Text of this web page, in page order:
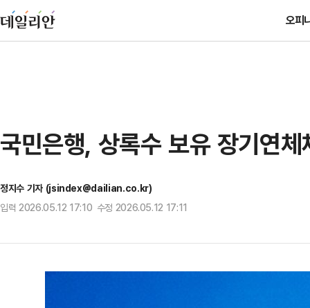
오피
국민은행, 상록수 보유 장기연
정지수 기자 (jsindex@dailian.co.kr)
입력 2026.05.12 17:10 수정 2026.05.12 17:11